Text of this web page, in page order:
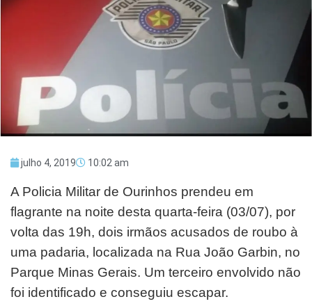
julho 4, 2019 10:02 am
A Policia Militar de Ourinhos prendeu em
flagrante na noite desta quarta-feira (03/07), por
volta das 19h, dois irmãos acusados de roubo à
uma padaria, localizada na Rua João Garbin, no
Parque Minas Gerais. Um terceiro envolvido não
foi identificado e conseguiu escapar.